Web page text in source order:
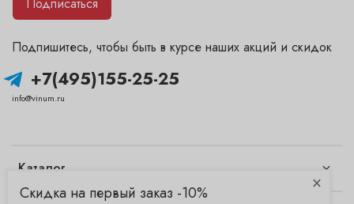
Каталог
+7(495)155-25-25
info@vinum.ru
Подпишитесь, чтобы быть в курсе наших акций и скидок
×
Скидка на первый заказ -10%